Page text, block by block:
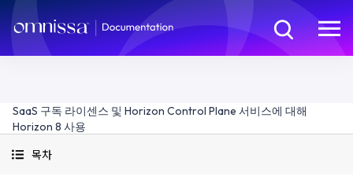
SaaS 구독 라이센스 및 Horizon Control Plane 서비스에 대해
Horizon 8 사용
목차